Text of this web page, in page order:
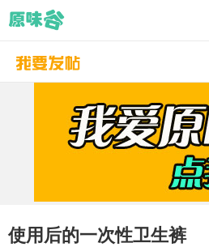
使用后的一次性卫生裤